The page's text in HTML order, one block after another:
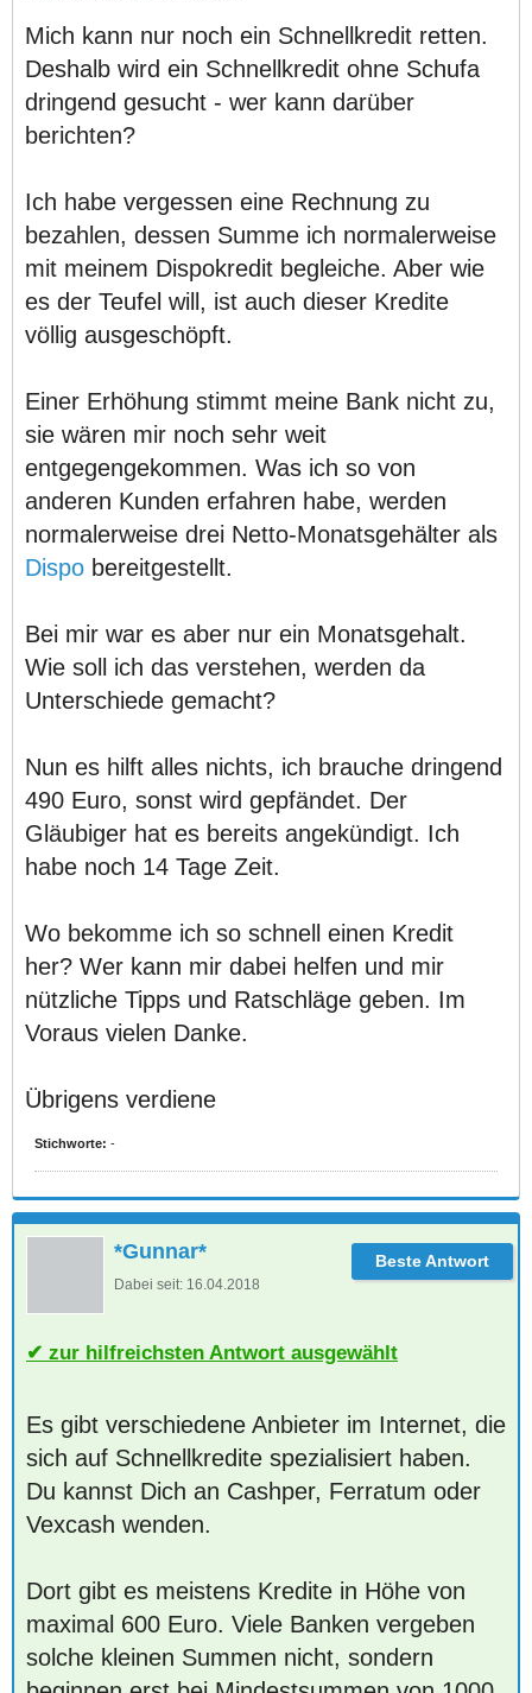
Mich kann nur noch ein Schnellkredit retten.
Deshalb wird ein Schnellkredit ohne Schufa
dringend gesucht - wer kann darüber
berichten?
Ich habe vergessen eine Rechnung zu
bezahlen, dessen Summe ich normalerweise
mit meinem Dispokredit begleiche. Aber wie
es der Teufel will, ist auch dieser Kredite
völlig ausgeschöpft.
Einer Erhöhung stimmt meine Bank nicht zu,
sie wären mir noch sehr weit
entgegengekommen. Was ich so von
anderen Kunden erfahren habe, werden
normalerweise drei Netto-Monatsgehälter als
Dispo bereitgestellt.
Bei mir war es aber nur ein Monatsgehalt.
Wie soll ich das verstehen, werden da
Unterschiede gemacht?
Nun es hilft alles nichts, ich brauche dringend
490 Euro, sonst wird gepfändet. Der
Gläubiger hat es bereits angekündigt. Ich
habe noch 14 Tage Zeit.
Wo bekomme ich so schnell einen Kredit
her? Wer kann mir dabei helfen und mir
nützliche Tipps und Ratschläge geben. Im
Voraus vielen Danke.
Übrigens verdiene
Stichworte: -
*Gunnar*
Dabei seit: 16.04.2018
zur hilfreichsten Antwort ausgewählt
Es gibt verschiedene Anbieter im Internet, die
sich auf Schnellkredite spezialisiert haben.
Du kannst Dich an Cashper, Ferratum oder
Vexcash wenden.
Dort gibt es meistens Kredite in Höhe von
maximal 600 Euro. Viele Banken vergeben
solche kleinen Summen nicht, sondern